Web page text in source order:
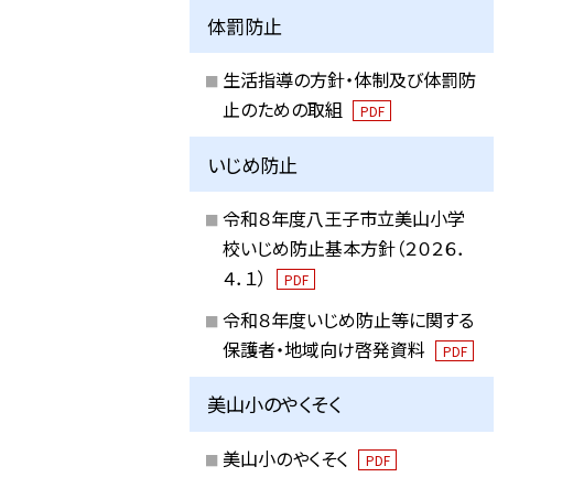
体罰防止
生活指導の方針・体制及び体罰防
止のための取組
PDF
いじめ防止
令和８年度八王子市立美山小学
校いじめ防止基本方針（２０２６．
４．１）
PDF
令和８年度いじめ防止等に関する
保護者・地域向け啓発資料
PDF
美山小のやくそく
美山小のやくそく PDF